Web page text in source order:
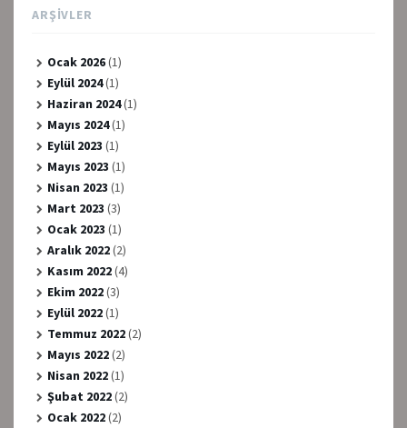
ARŞIVLER
Ocak 2026(1)
Eylül 2024(1)
Haziran 2024(1)
Mayıs 2024(1)
Eylül 2023 (1)
Mayıs 2023 (1)
Nisan 2023 (1)
Mart 2023 (3)
Ocak 2023 (1)
Aralık 2022(2)
Kasım 2022(4)
Ekim 2022(3)
Eylül 2022(1)
Temmuz 2022(2)
Mayıs 2022(2)
Nisan 2022(1)
Şubat 2022(2)
Ocak 2022(2)